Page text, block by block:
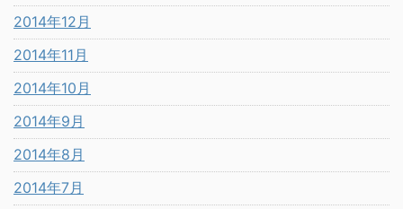
2014年12月
2014年11月
2014年10月
2014年9月
2014年8月
2014年7月